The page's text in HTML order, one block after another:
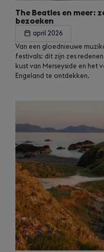
The Beatles en meer:
bezoeken
april 2026
Van een gloednieuwe
festivals: dit zijn zes
kust van Merseyside en het
Engeland te ontdekken.